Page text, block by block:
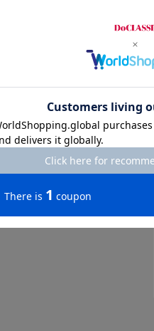
の季節に良さそう